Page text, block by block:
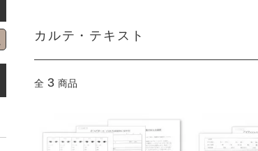
カルテ・テキスト
全 3 商品